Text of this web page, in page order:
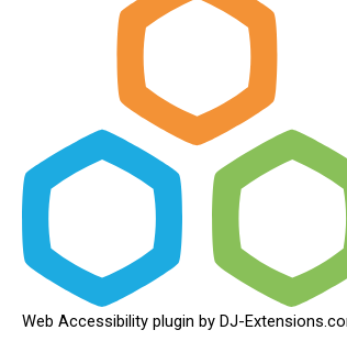
Web Accessibility plugin by DJ-